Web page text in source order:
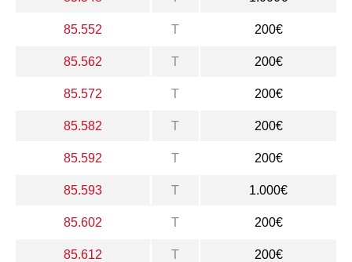
85.552 T 200€
85.562 T 200€
85.572 T 200€
85.582 T 200€
85.592 T 200€
85.593 T 1.000€
85.602 T 200€
85.612 T 200€